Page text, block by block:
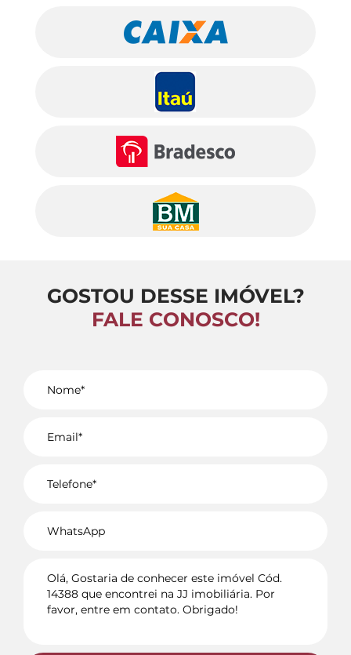
GOSTOU DESSE IMÓVEL?
FALE CONOSCO!